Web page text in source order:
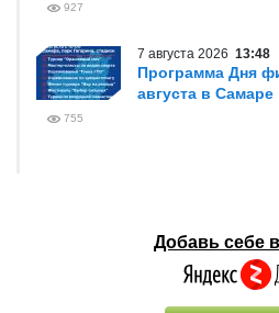
927
7 августа 2026 13:48
Программа Дня
августа в Самаре
755
Добавь себе